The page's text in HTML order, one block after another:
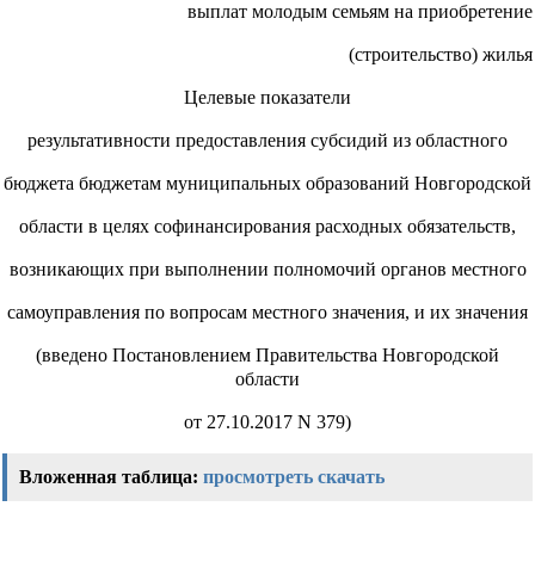
выплат молодым семьям на приобретение
(строительство) жилья
Целевые показатели
результативности предоставления субсидий из областного
бюджета бюджетам муниципальных образований Новгородской
области в целях софинансирования расходных обязательств,
возникающих при выполнении полномочий органов местного
самоуправления по вопросам местного значения, и их значения
(введено Постановлением Правительства Новгородской
области
от 27.10.2017 N 379)
Вложенная таблица: просмотреть скачать